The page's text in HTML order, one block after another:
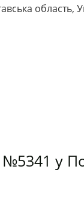
область,
у